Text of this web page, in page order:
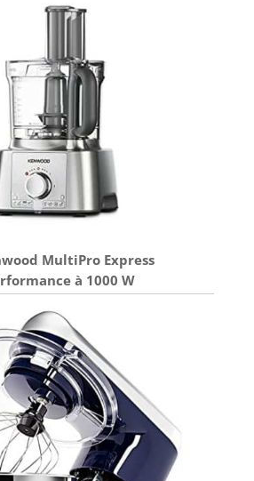
MultiPro Express
à 1000 W